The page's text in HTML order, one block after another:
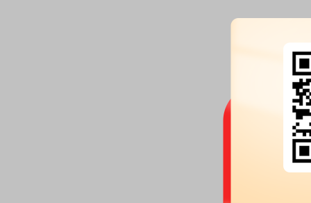
张家港保税区盛泰
万股，占所持股比例为1.80%，
2026年06月11日发布《
解除质押的公告》